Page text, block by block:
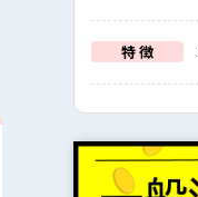
特 徴